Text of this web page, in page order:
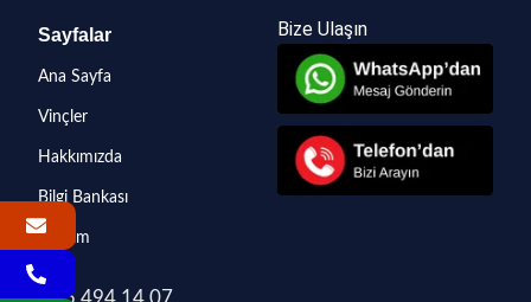
Sayfalar
Ana Sayfa
Vinçler
Hakkımızda
Bilgi Bankası
İletişim
Bize Ulaşın